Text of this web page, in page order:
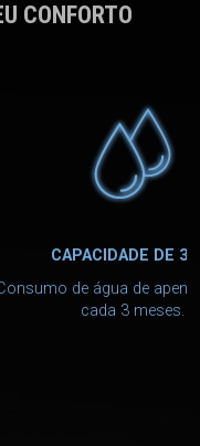
CONFORTO
CAPACIDADE DE
de água de
cada 3 meses.